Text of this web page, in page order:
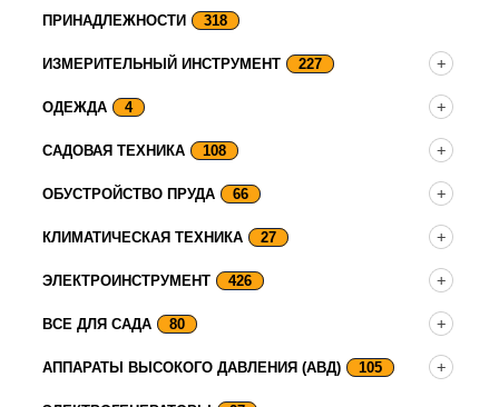
ПРИНАДЛЕЖНОСТИ 318
ИЗМЕРИТЕЛЬНЫЙ ИНСТРУМЕНТ 227
ОДЕЖДА 4
САДОВАЯ ТЕХНИКА 108
ОБУСТРОЙСТВО ПРУДА 66
КЛИМАТИЧЕСКАЯ ТЕХНИКА 27
ЭЛЕКТРОИНСТРУМЕНТ 426
ВСЕ ДЛЯ САДА 80
АППАРАТЫ ВЫСОКОГО ДАВЛЕНИЯ (АВД) 105